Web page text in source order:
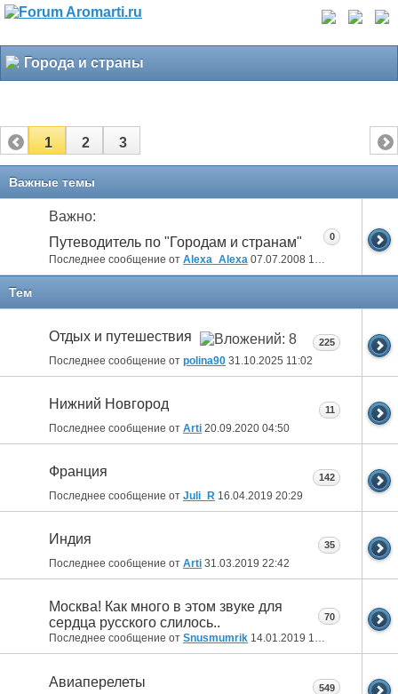
Города и страны
1 2 3
Важные темы
Важно:
Путеводитель по "Городам и странам"
Последнее сообщение от Alexa_Alexa 07.07.2008 16:34
0
Тем
Отдых и путешествия
Последнее сообщение от polina90 31.10.2025 11:02
225
Нижний Новгород
Последнее сообщение от Arti 20.09.2020 04:50
11
Франция
Последнее сообщение от Juli_R 16.04.2019 20:29
142
Индия
Последнее сообщение от Arti 31.03.2019 22:42
35
Москва! Как много в этом звуке для
сердца русского слилось..
Последнее сообщение от Snusmumrik 14.01.2019 18:45
70
Авиаперелеты 549